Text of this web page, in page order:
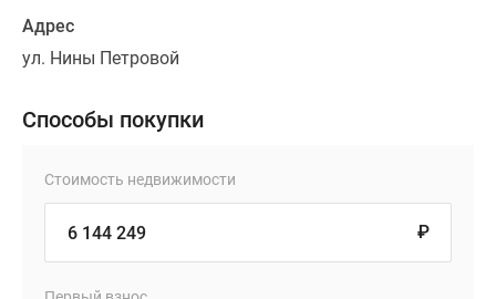
Адрес
ул. Нины Петровой
Способы покупки
Стоимость недвижимости
₽